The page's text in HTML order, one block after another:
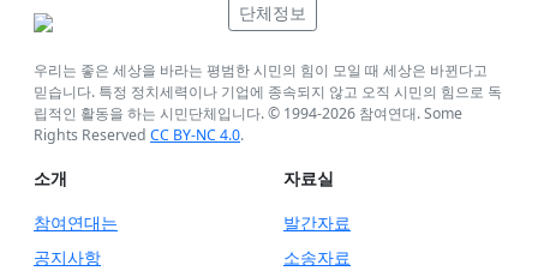
단체정보
우리는 좋은 세상을 바라는 평범한 시민의 힘이 모일 때 세상은 바뀐다고
믿습니다. 특정 정치세력이나 기업에 종속되지 않고 오직 시민의 힘으로 독
립적인 활동을 하는 시민단체입니다. © 1994-2026 참여연대. Some
Rights Reserved CC BY-NC 4.0.
소개
참여연대는
공지사항
자료실
발간자료
소송자료